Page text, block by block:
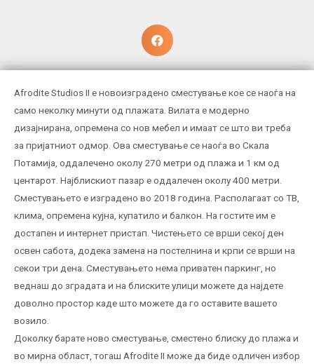
Afrodite Studios II е новоизградено сместување кое се наоѓа на
само неколку минути од плажата. Вилата е модерно
дизајнирана, опремена со нов мебел и имаат се што ви треба
за пријатниот одмор. Ова сместување се наоѓа во Скала
Потамија, оддалечено околу 270 метри од плажа и 1 км од
центарот. Најблискиот пазар е оддалечен околу 400 метри.
Сместувањето е изградено во 2018 година. Располагаат со ТВ,
клима, опремена кујна, купатило и балкон. На гостите им е
достапен и интернет пристап. Чистењето се врши секој ден
освен сабота, додека замена на постелнина и крпи се врши на
секои три дена. Сместувањето нема приватен паркинг, но
веднаш до зградата и на блиските улици можете да најдете
доволно простор каде што можете да го оставите вашето
возило.
Доколку барате ново сместување, сместено блиску до плажа и
во мирна област, тогаш Afrodite II може да биде одличен избор